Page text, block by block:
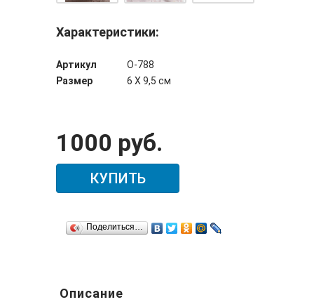
Характеристики:
Артикул
О-788
Размер
6 Х 9,5 см
1000 руб.
КУПИТЬ
Поделиться…
Описание